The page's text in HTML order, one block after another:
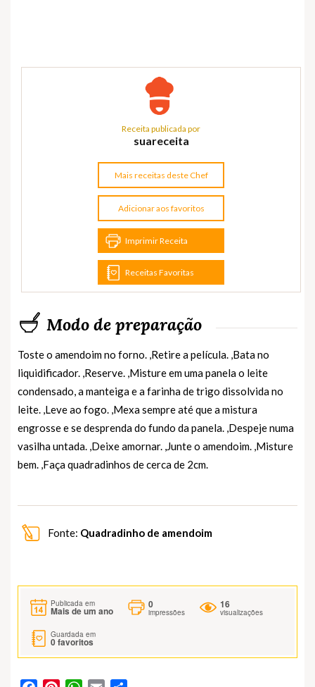
Receita publicada por
suareceita
Mais receitas deste Chef
Adicionar aos favoritos
Imprimir Receita
Receitas Favoritas
Modo de preparação
Toste o amendoim no forno. ,Retire a película. ,Bata no
liquidificador. ,Reserve. ,Misture em uma panela o leite
condensado, a manteiga e a farinha de trigo dissolvida no
leite. ,Leve ao fogo. ,Mexa sempre até que a mistura
engrosse e se desprenda do fundo da panela. ,Despeje numa
vasilha untada. ,Deixe amornar. ,Junte o amendoim. ,Misture
bem. ,Faça quadradinhos de cerca de 2cm.
Fonte: Quadradinho de amendoim
Publicada em
Mais de um ano
0
impressões
16
visualizações
Guardada em
0favoritos